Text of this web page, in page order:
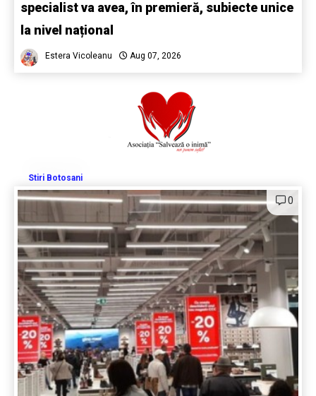
specialist va avea, în premieră, subiecte unice
la nivel național
Estera Vicoleanu Aug 07, 2026
Stiri Botosani
0